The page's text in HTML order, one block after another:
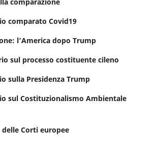
comparazione
comparato Covid19
l’America dopo Trump
sul processo costituente cileno
sulla Presidenza Trump
sul Costituzionalismo Ambientale
Corti europee